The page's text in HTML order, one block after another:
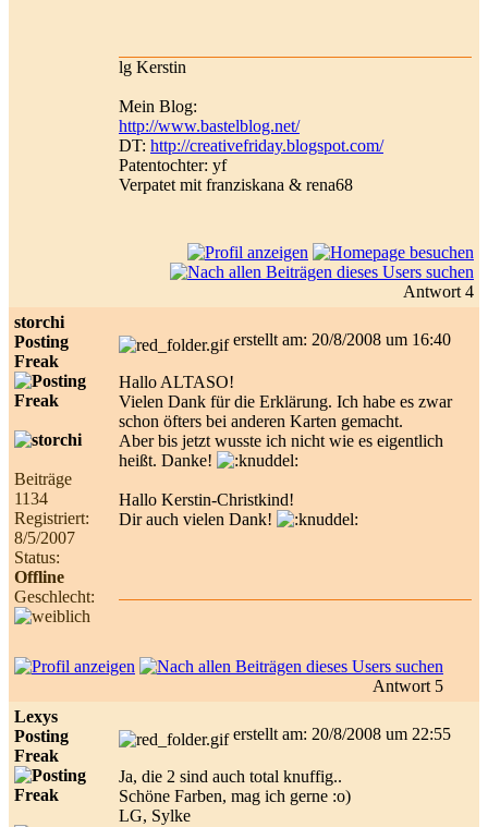
lg Kerstin
Mein Blog:
http://www.bastelblog.net/
DT: http://creativefriday.blogspot.com/
Patentochter: yf
Verpatet mit franziskana & rena68
Antwort 4
storchi
Posting
Freak
Beiträge
1134
Registriert:
8/5/2007
Status:
Offline
Geschlecht:
erstellt am: 20/8/2008 um 16:40
Hallo ALTASO!
Vielen Dank für die Erklärung. Ich habe es zwar
schon öfters bei anderen Karten gemacht.
Aber bis jetzt wusste ich nicht wie es eigentlich
heißt. Danke!
Hallo Kerstin-Christkind!
Dir auch vielen Dank!
Antwort 5
Lexys
Posting
Freak
erstellt am: 20/8/2008 um 22:55
Ja, die 2 sind auch total knuffig..
Schöne Farben, mag ich gerne :o)
LG, Sylke